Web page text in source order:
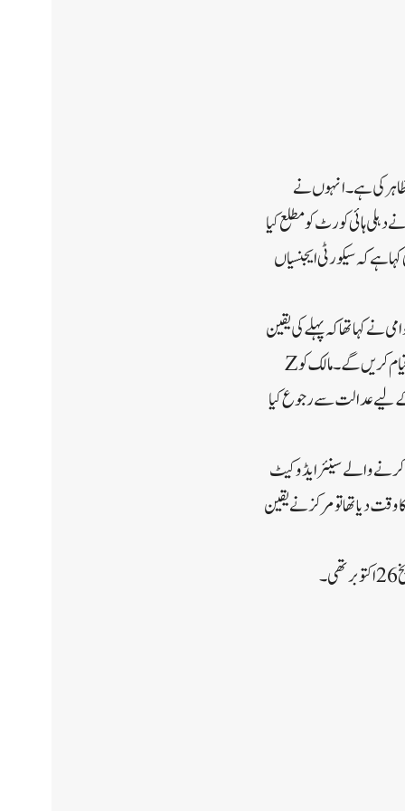
ظاہر کی ہے۔انہوں نے
نے دہلی ہائی کورٹ کو مطلع کیا
ہے کہ سیکورٹی ایجنسیاں
نے کہا تھا کہ پہلے کی یقین
دہانیوں کے باوجود مرکز نے ان کی رہائش گاہ پر کوئی سیکورٹی فراہم نہیں کی جس میں وہ سرکاری بنگلہ چھوڑنے کے بعد قیام کریں گے۔مالک کو Z
لیے عدالت سے رجوع کیا
کرنے والے سینئر ایڈوکیٹ
دیا تھا تو مرکز نے یقین